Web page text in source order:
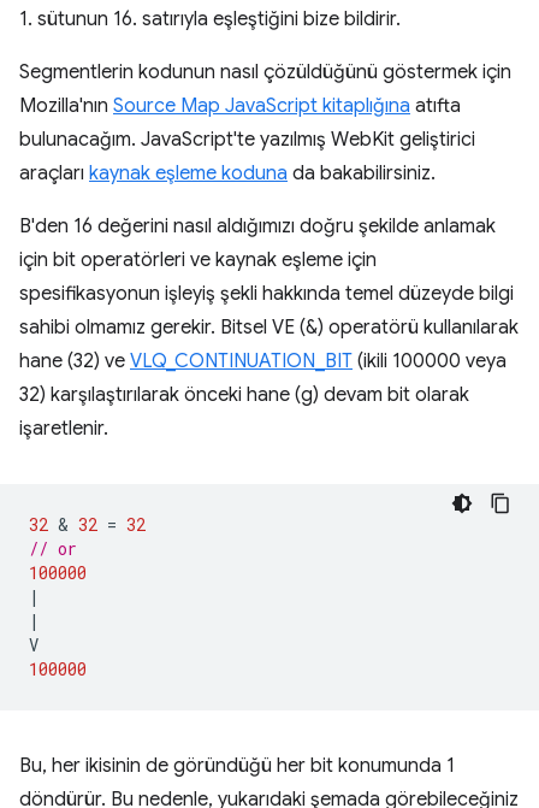
1. sütunun 16. satırıyla eşleştiğini bize bildirir.
Segmentlerin kodunun nasıl çözüldüğünü göstermek için
Mozilla'nın Source Map JavaScript kitaplığına atıfta
bulunacağım. JavaScript'te yazılmış WebKit geliştirici
araçları kaynak eşleme koduna da bakabilirsiniz.
B'den 16 değerini nasıl aldığımızı doğru şekilde anlamak
için bit operatörleri ve kaynak eşleme için
spesifikasyonun işleyiş şekli hakkında temel düzeyde bilgi
sahibi olmamız gerekir. Bitsel VE (&) operatörü kullanılarak
hane (32) ve VLQ_CONTINUATION_BIT (ikili 100000 veya
32) karşılaştırılarak önceki hane (g) devam bit olarak
işaretlenir.
32 & 32 = 32
// or
100000
|
|
V
100000
Bu, her ikisinin de göründüğü her bit konumunda 1
döndürür. Bu nedenle, yukarıdaki şemada görebileceğiniz